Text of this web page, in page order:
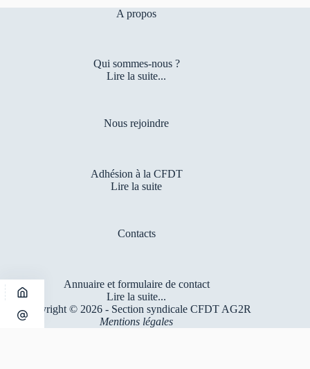
A propos
Qui sommes-nous ?
Lire la suite...
Nous rejoindre
Adhésion à la CFDT
Lire la suite
Contacts
Annuaire et formulaire de contact
Lire la suite...
Copyright © 2026 - Section syndicale CFDT AG2R
Mentions légales